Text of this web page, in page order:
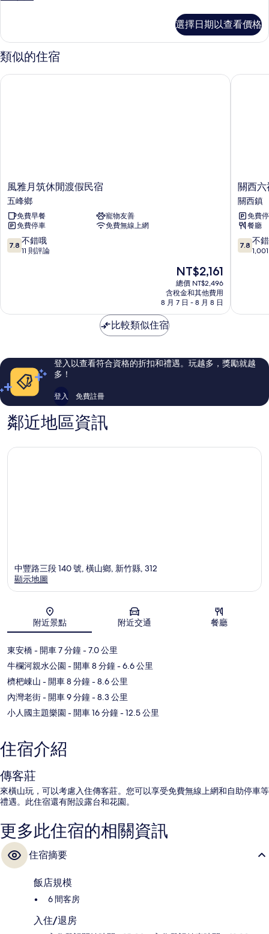
的
所
有
相
6
人
雅
的
選擇日期以查看價格
類似的住宿
風
雅
月
筑
休
閒
渡
鄉
風雅月筑休閒渡假民宿
五峰鄉
免費早餐
寵物友善
免費停車
免費無線上網
7.8
分，
錯
評
論
7.8 不錯哦
11 則評論
現
在
價
格
為
NT$2,161
總價 NT$2,496
含稅金和其他費用
8 月 7 日 - 8 月 8 日
風雅月筑休閒渡假民宿
關
西
六
福
莊
生
態
西
關西六
關西鎮
免費
餐廳
7.8
分，
錯
評
論
7.8 不
關西六
比較類似住宿
登入以查看符合資格的折扣和禮遇。玩越多，獎勵就越
多！
登入 免費註冊
鄰近地區資訊
地圖
中豐路三段 140 號, 橫山鄉, 新竹縣, 312
顯示地圖
附近景點 附近交通 餐廳
東安橋- 開車 7 分鐘- 7.0 公里
牛欄河親水公園 - 開車 8 分鐘- 6.6 公里
櫅杷崠山 - 開車 8 分鐘- 8.6 公里
內灣老街- 開車 9 分鐘- 8.3 公里
小人國主題樂園 - 開車 16 分鐘- 12.5 公里
住宿介紹
傳客莊
來橫山玩，可以考慮入住傳客莊。您可以享受免費無線上網和自助停車等
禮遇。此住宿還有附設露台和花園。
更多此住宿的相關資訊
住宿摘要
飯店規模
6 間客房
入住/退房